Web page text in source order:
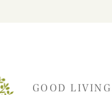
GOOD LIVING.